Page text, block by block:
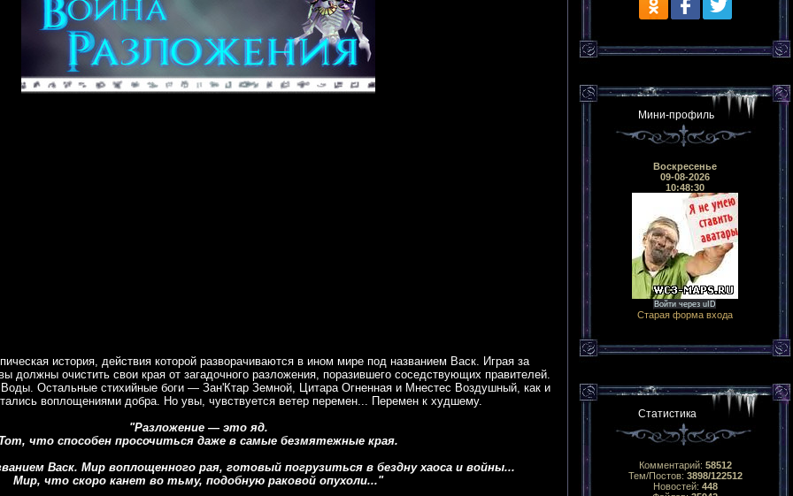
история, действия которой разворачиваются в ином мире под названием Васк. Играя за
должны очистить свои края от загадочного разложения, поразившего соседствующих правителей.
Остальные стихийные боги — Зан'Ктар Земной, Цитара Огненная и Мнестес Воздушный, как и
воплощениями добра. Но увы, чувствуется ветер перемен... Перемен к худшему.
"Разложение — это яд.
что способен просочиться даже в самые безмятежные края.
Васк. Мир воплощенного рая, готовый погрузиться в бездну хаоса и войны...
Мир, что скоро канет во тьму, подобную раковой опухоли..."
Мини-профиль
Воскресенье
09-08-2026
10:48:30
Войти через uID
Старая форма входа
Статистика
Комментарий: 58512
Тем/Постов: 3898/122512
Новостей: 448